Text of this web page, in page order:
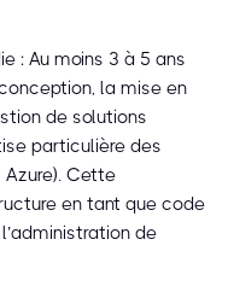
: Au moins 3 à 5 ans
la mise en
de solutions
particulière des
Azure). Cette
en tant que code
de